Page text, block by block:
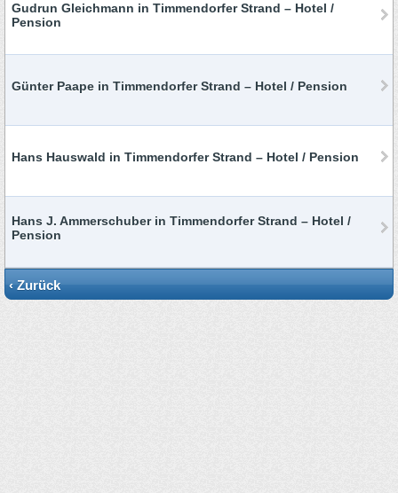
Gudrun Gleichmann in Timmendorfer Strand – Hotel /
Pension
Günter Paape in Timmendorfer Strand – Hotel / Pension
Hans Hauswald in Timmendorfer Strand – Hotel / Pension
Hans J. Ammerschuber in Timmendorfer Strand – Hotel /
Pension
‹ Zurück